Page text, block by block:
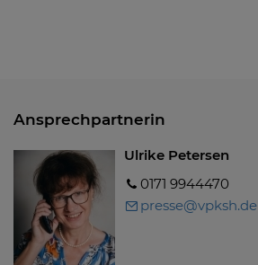
Ansprechpartnerin
Ulrike Petersen
0171 9944470
presse@vpksh.de